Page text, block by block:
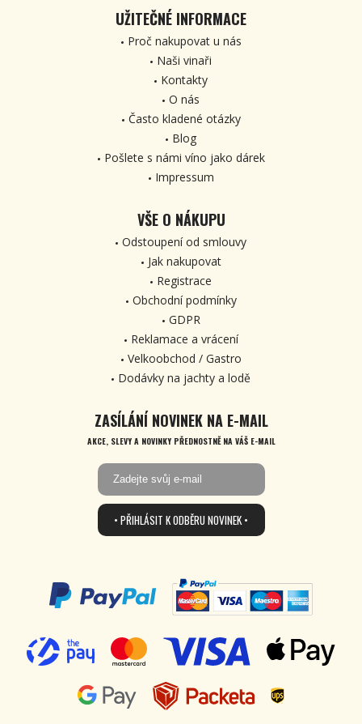
UŽITEČNÉ INFORMACE
Proč nakupovat u nás
Naši vinaři
Kontakty
O nás
Často kladené otázky
Blog
Pošlete s námi víno jako dárek
Impressum
VŠE O NÁKUPU
Odstoupení od smlouvy
Jak nakupovat
Registrace
Obchodní podmínky
GDPR
Reklamace a vrácení
Velkoobchod / Gastro
Dodávky na jachty a lodě
ZASÍLÁNÍ NOVINEK NA E-MAIL
AKCE, SLEVY A NOVINKY PŘEDNOSTNĚ NA VÁŠ E-MAIL
• PŘIHLÁSIT K ODBĚRU NOVINEK •